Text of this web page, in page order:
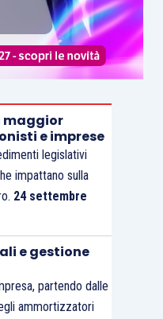
maggior
e imprese
legislativi
impattano sulla
24 settembre
e gestione
partendo dalle
ammortizzatori